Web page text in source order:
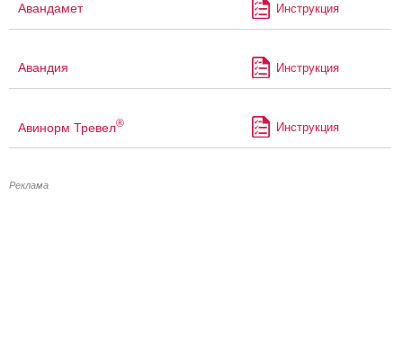
Авандамет Инструкция
Авандия Инструкция
Авинорм Тревел® Инструкция
Реклама